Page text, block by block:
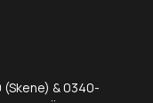
& 0340-